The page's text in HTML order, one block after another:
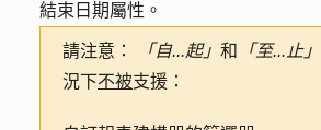
結束日期屬性。
請注意： 「自...起」 和 「至...止」
況下不被支援：